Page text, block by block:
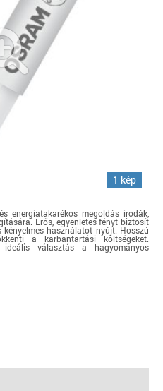
1 kép
energiatakarékos megoldás irodák,
Erős, egyenletes fényt biztosít
használatot nyújt. Hosszú
a karbantartási költségeket.
ideális választás a hagyományos